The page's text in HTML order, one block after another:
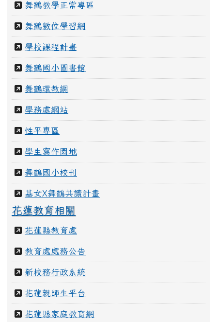
舞鶴教學正常專區
舞鶴數位學習網
學校課程計畫
舞鶴國小圖書館
舞鶴環教網
學務處網站
性平專區
學生寫作園地
舞鶴國小校刊
基女X舞鶴共讀計畫
花蓮教育相關
花蓮縣教育處
教育處處務公告
新校務行政系統
花蓮親師生平台
花蓮縣家庭教育網